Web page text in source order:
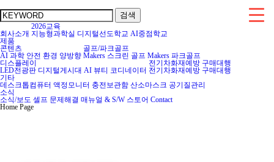
검색
회사소개
2026교육
지능형과학실 디지털선도학교 AI중점학교
제품
콘텐츠
AI 과학 안전 환경 양방향
골프/파크골프
Makers 스크린 골프 Makers 파크골프
디스플레이
LED전광판 디지털게시대 AI 뷰티 코디네이터
전기차화재예방
전기차화재예방
구매대행
구매대행
기타
데스크톱컴퓨터 액정모니터 충전보관함 산소마스크 공기질관리
소식
소식/보도 셀프 문제해결 매뉴얼 & S/W 스토어 Contact
Home Page